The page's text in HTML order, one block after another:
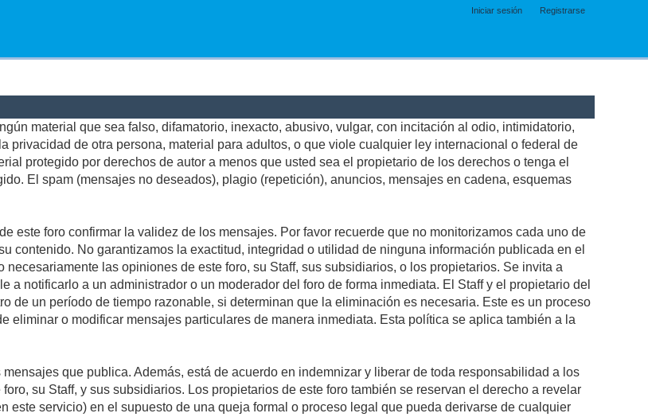
Iniciar sesión Registrarse
material que sea falso, difamatorio, inexacto, abusivo, vulgar, con incitación al odio, intimidatorio,
privacidad de otra persona, material para adultos, o que viole cualquier ley internacional o federal de
protegido por derechos de autor a menos que usted sea el propietario de los derechos o tenga el
El spam (mensajes no deseados), plagio (repetición), anuncios, mensajes en cadena, esquemas
este foro confirmar la validez de los mensajes. Por favor recuerde que no monitorizamos cada uno de
contenido. No garantizamos la exactitud, integridad o utilidad de ninguna información publicada en el
las opiniones de este foro, su Staff, sus subsidiarios, o los propietarios. Se invita a
notificarlo a un administrador o un moderador del foro de forma inmediata. El Staff y el propietario del
de un período de tiempo razonable, si determinan que la eliminación es necesaria. Este es un proceso
eliminar o modificar mensajes particulares de manera inmediata. Esta política se aplica también a la
que publica. Además, está de acuerdo en indemnizar y liberar de toda responsabilidad a los
su Staff, y sus subsidiarios. Los propietarios de este foro también se reservan el derecho a revelar
este servicio) en el supuesto de una queja formal o proceso legal que pueda derivarse de cualquier